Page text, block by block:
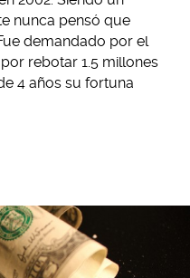
nunca pensó que
demandado por el
rebotar 1.5 millones
4 años su fortuna